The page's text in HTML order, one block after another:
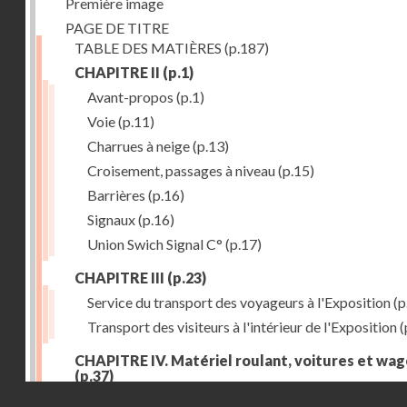
PAGE DE TITRE
TABLE DES MATIÈRES (p.187)
CHAPITRE II (p.1)
Avant-propos (p.1)
Voie(p.11)
Charrues à neige(p.13)
Croisement, passages à niveau(p.15)
Barrières (p.16)
Signaux(p.16)
Union Swich Signal C° (p.17)
CHAPITRE III (p.23)
Service du transport des voyageurs à l'Exposition
Transport des visiteurs à l'intérieur de l'Exposition
CHAPITRE IV. Matériel roulant, voitures et
(p.37)